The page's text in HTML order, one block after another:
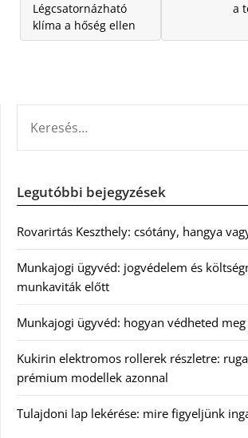
Légcsatornázható
klíma a hőség ellen
a
Legutóbbi bejegyzések
Rovarirtás Keszthely: csótány, hangya
Munkajogi ügyvéd: jogvédelem és
munkaviták előtt
Munkajogi ügyvéd: hogyan védheted
Kukirin elektromos rollerek részletre:
prémium modellek azonnal
Tulajdoni lap lekérése: mire figyeljünk